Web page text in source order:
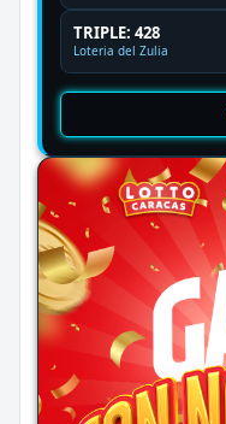
TRIPLE: 428
Loteria del Zulia